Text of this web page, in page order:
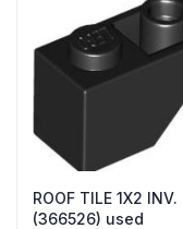
ROOF TILE 1X2 INV.
(366526) used